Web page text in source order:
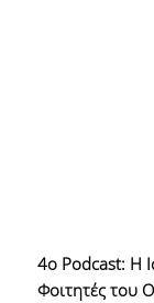
4o Podcast: Η
Φοιτητές του